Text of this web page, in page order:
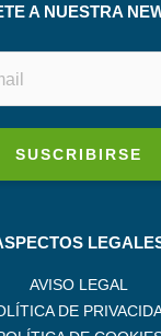
A NUESTRA
SUSCRIBIRSE
AVISO LEGAL
DE